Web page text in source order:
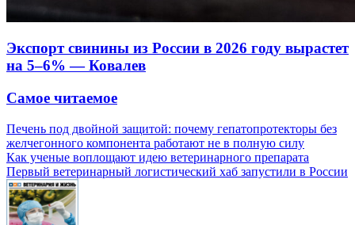
Экспорт свинины из России в 2026 году вырастет
на 5–6% — Ковалев
Самое читаемое
Печень под двойной защитой: почему гепатопротекторы без
желчегонного компонента работают не в полную силу
Как ученые воплощают идею ветеринарного препарата
Первый ветеринарный логистический хаб запустили в России